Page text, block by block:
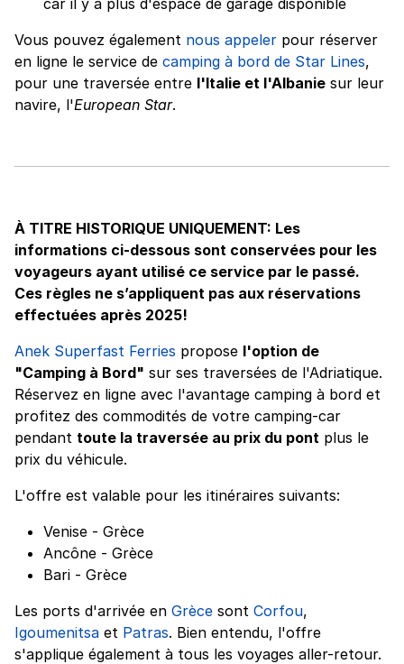
Vous pouvez également nous appeler pour réserver
en ligne le service de camping à bord de Star Lines,
pour une traversée entre l'Italie et l'Albanie sur leur
navire, l'European Star.
À TITRE HISTORIQUE UNIQUEMENT: Les
informations ci-dessous sont conservées pour les
voyageurs ayant utilisé ce service par le passé.
Ces règles ne s’appliquent pas aux réservations
effectuées après 2025!
Anek Superfast Ferries propose l'option de
"Camping à Bord" sur ses traversées de l'Adriatique.
Réservez en ligne avec l'avantage camping à bord et
profitez des commodités de votre camping-car
pendant toute la traversée au prix du pont plus le
prix du véhicule.
L'offre est valable pour les itinéraires suivants:
Venise - Grèce
Ancône - Grèce
Bari - Grèce
Les ports d'arrivée en Grèce sont Corfou,
Igoumenitsa et Patras. Bien entendu, l'offre
s'applique également à tous les voyages aller-retour.